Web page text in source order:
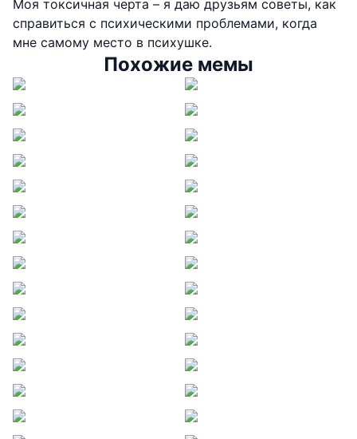
Моя токсичная черта – я даю друзьям советы, как
справиться с психическими проблемами, когда
мне самому место в психушке.
Похожие мемы